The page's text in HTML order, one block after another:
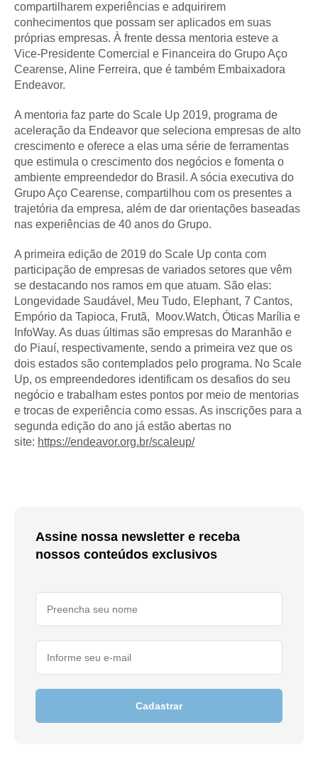
compartilharem experiências e adquirirem
conhecimentos que possam ser aplicados em suas
próprias empresas. À frente dessa mentoria esteve a
Vice-Presidente Comercial e Financeira do Grupo Aço
Cearense, Aline Ferreira, que é também Embaixadora
Endeavor.
A mentoria faz parte do Scale Up 2019, programa de
aceleração da Endeavor que seleciona empresas de alto
crescimento e oferece a elas uma série de ferramentas
que estimula o crescimento dos negócios e fomenta o
ambiente empreendedor do Brasil. A sócia executiva do
Grupo Aço Cearense, compartilhou com os presentes a
trajetória da empresa, além de dar orientações baseadas
nas experiências de 40 anos do Grupo.
A primeira edição de 2019 do Scale Up conta com
participação de empresas de variados setores que vêm
se destacando nos ramos em que atuam. São elas:
Longevidade Saudável, Meu Tudo, Elephant, 7 Cantos,
Empório da Tapioca, Frutã, Moov.Watch, Óticas Marília e
InfoWay. As duas últimas são empresas do Maranhão e
do Piauí, respectivamente, sendo a primeira vez que os
dois estados são contemplados pelo programa. No Scale
Up, os empreendedores identificam os desafios do seu
negócio e trabalham estes pontos por meio de mentorias
e trocas de experiência como essas. As inscrições para a
segunda edição do ano já estão abertas no
site: https://endeavor.org.br/scaleup/
Assine nossa newsletter e receba
nossos conteúdos exclusivos
Cadastrar